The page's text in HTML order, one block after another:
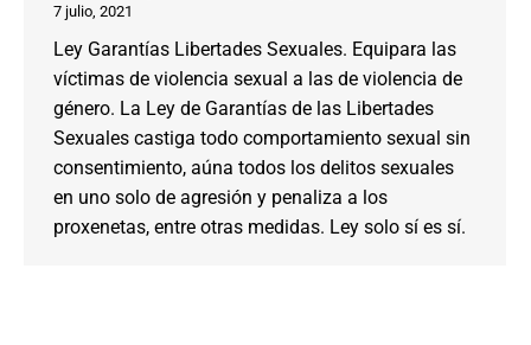
7 julio, 2021
Ley Garantías Libertades Sexuales. Equipara las
víctimas de violencia sexual a las de violencia de
género. La Ley de Garantías de las Libertades
Sexuales castiga todo comportamiento sexual sin
consentimiento, aúna todos los delitos sexuales
en uno solo de agresión y penaliza a los
proxenetas, entre otras medidas. Ley solo sí es sí.